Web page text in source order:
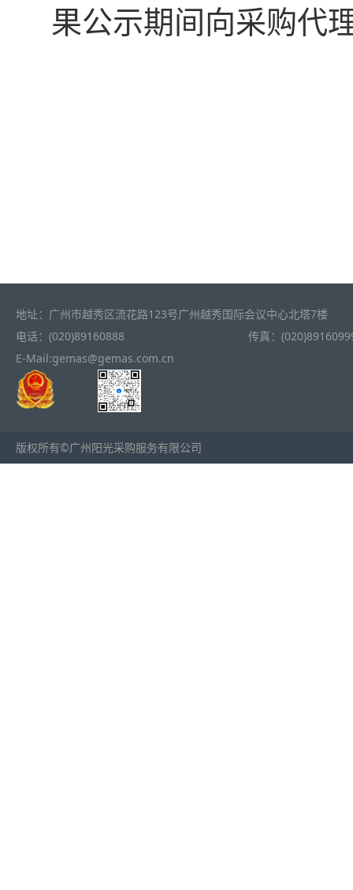
果公示期间向采购代
地址：广州市越秀区流花路123号广州越秀国际会议中心北塔7楼
电话：(020)89160888
传真：
E-Mail:gemas@gemas.com.cn
版权所有©广州阳光采购服务有限公司